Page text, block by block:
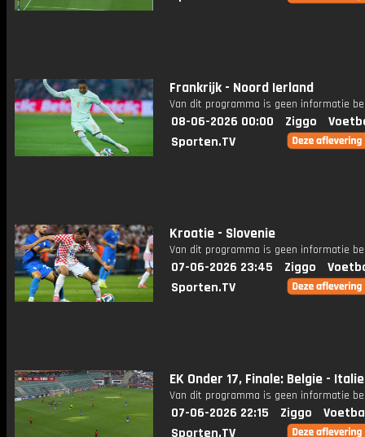
Frankrijk - Noord Ierland
Van dit programma is geen informatie
08-06-2026 00:00 Ziggo
Sporten.TV
Kroatie - Slovenie
Van dit programma is geen informatie
07-06-2026 23:45 Ziggo
Sporten.TV
EK Onder 17, Finale: Belgie - Italie
Van dit programma is geen informatie
07-06-2026 22:15 Ziggo
Sporten.TV